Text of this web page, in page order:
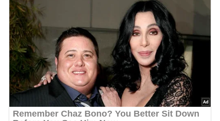
gehäuteten Tomaten vierteln.
Kleingeschnittene Zwiebel in Öl anschwitzen, Gemüse
und Pilze zugeben, salzen und dünsten.
Sobald die Mischung Saft läßt, mit Mehl bestäuben
und unter zeitweiligem Rühren und Zugabe von Wasser
gardünsten.
Zum Schluß gehackte Petersilie hineinrühren und mit
Spiegelei und Brötchen auftragen.
Abonniere jetzt unseren Newsletter!